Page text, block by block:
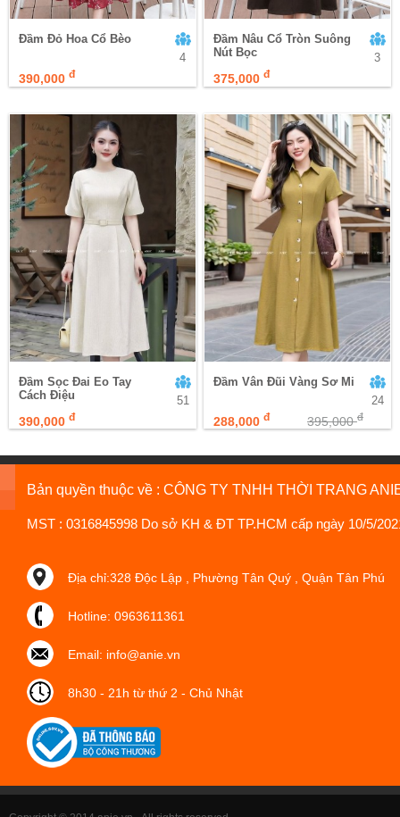
Đầm Đỏ Hoa Cổ Bèo
390,000đ
4
Đầm Nâu Cổ Tròn Suông
Nút Bọc
375,000đ
3
Đầm Sọc Đai Eo Tay
Cách Điệu
390,000đ
51
Đầm Vân Đũi Vàng Sơ Mi
288,000đ 395,000đ
24
Bản quyền thuộc về : CÔNG TY TNHH THỜI TRANG
MST : 0316845998 Do sở KH & ĐT TP.HCM cấp ngày 10/5/
Địa chỉ:328 Độc Lập , Phường Tân Quý , Quận Tân Phú
Hotline: 0963611361
Email: info@anie.vn
8h30 - 21h từ thứ 2 - Chủ Nhật